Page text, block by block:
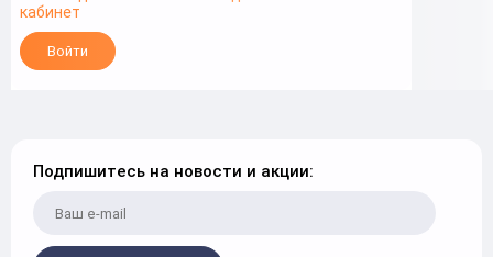
кабинет
Войти
Подпишитесь на новости и акции: